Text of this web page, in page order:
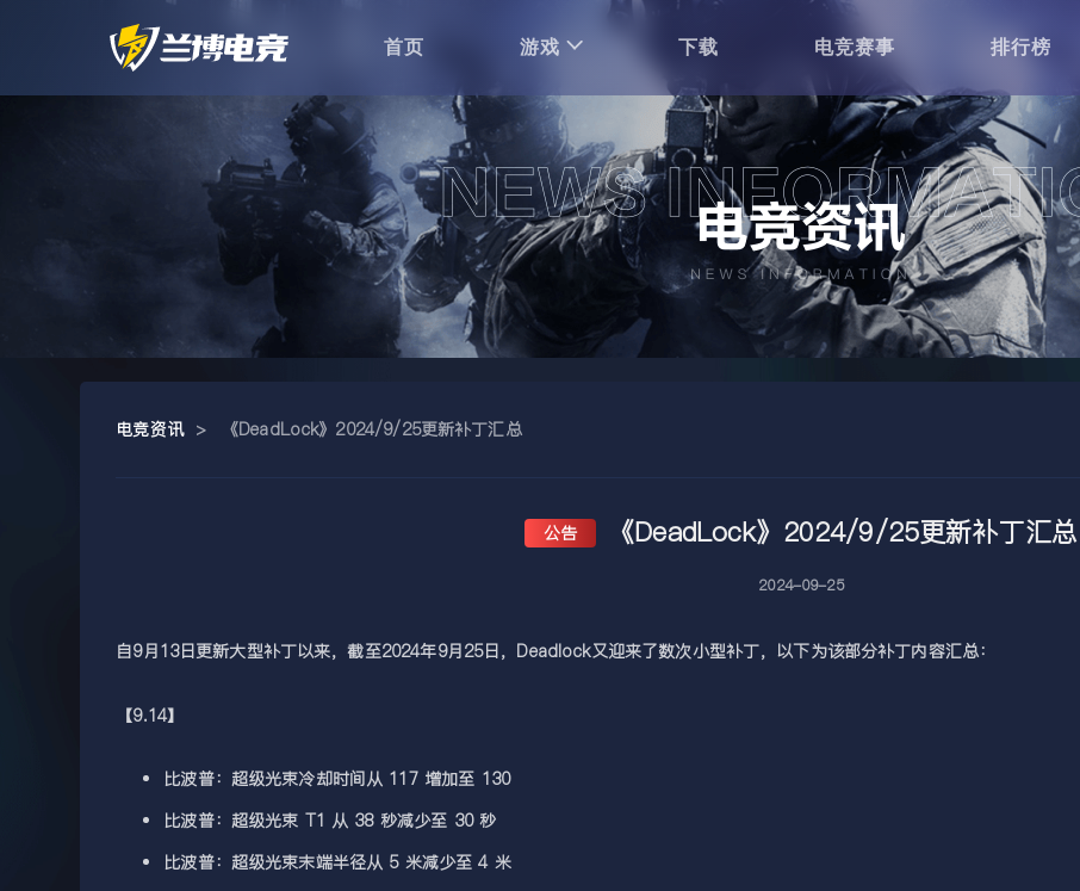
首页 游戏 下载 电竞赛事 排行榜
电竞资讯 > 《DeadLock》2024/9/25更新补丁汇总
公告 《DeadLock》2024/9/25更新补丁汇总
2024-09-25
自9月13日更新大型补丁以来，截至2024年9月25日，Deadlock又迎来了数次小型补丁，以下为该部分补丁内容汇总：
【9.14】
比波普：超级光束冷却时间从 117 增加至 130
比波普：超级光束 T1 从 38 秒减少至 30 秒
比波普：超级光束末端半径从 5 米减少至 4 米